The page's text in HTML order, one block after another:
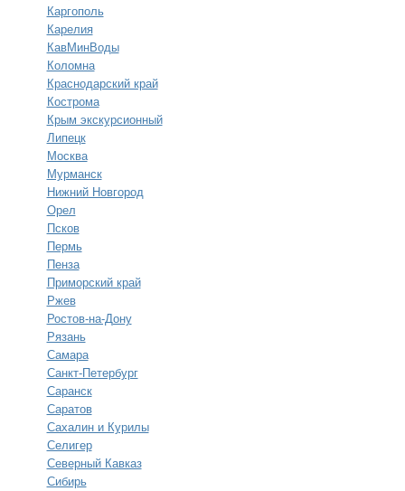
Каргополь
Карелия
КавМинВоды
Коломна
Краснодарский край
Кострома
Крым экскурсионный
Липецк
Москва
Мурманск
Нижний Новгород
Орел
Псков
Пермь
Пенза
Приморский край
Ржев
Ростов-на-Дону
Рязань
Самара
Санкт-Петербург
Саранск
Саратов
Сахалин и Курилы
Селигер
Северный Кавказ
Сибирь